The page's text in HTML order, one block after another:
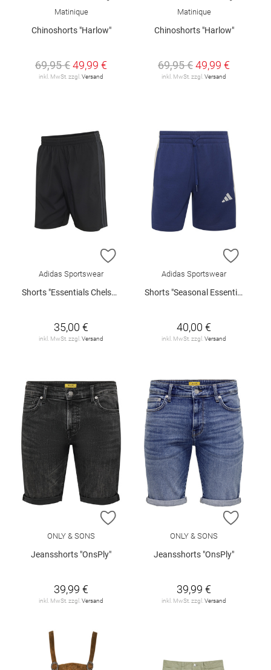
Matinique
Chinoshorts "Harlow"
69,95 €49,99 €
inkl. MwSt. zzgl.Versand
Matinique
Chinoshorts "Harlow"
69,95 €49,99 €
inkl. MwSt. zzgl.Versand
ZUR WUNSCHLISTE HINZUFÜGEN
Adidas Sportswear
Shorts "Essentials Chelsea Lite"
35,00 €
inkl. MwSt. zzgl. Versand
ZUR
Adidas Sportswear
Shorts "Seasonal Essentials"
40,00 €
inkl. MwSt. zzgl. Versand
ZUR WUNSCHLISTE HINZUFÜGEN
ONLY & SONS
Jeansshorts "OnsPly"
39,99 €
inkl. MwSt. zzgl. Versand
ZUR
ONLY & SONS
Jeansshorts "OnsPly"
39,99 €
inkl. MwSt. zzgl. Versand